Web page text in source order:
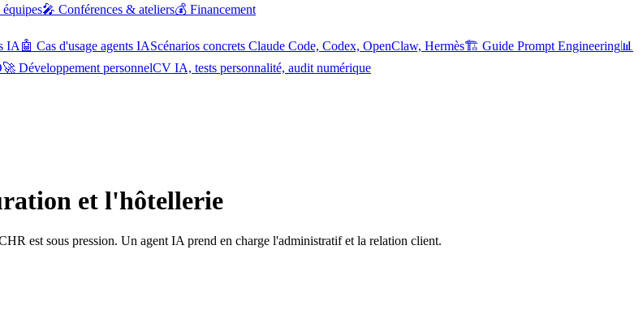
🎤 Conférences & ateliers💰 Financement
IA 🤖 Cas d'usage agents IAScénarios concrets Claude Code, Codex, OpenClaw, Hermès🏗️ Guide Prompt Engineering📊
🚀 Développement personnelCV IA, tests personnalité, audit numérique
et l'hôtellerie
est sous pression. Un agent IA prend en charge l'administratif et la relation client.